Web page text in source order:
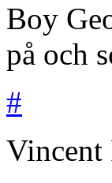
Boy
på och
#
Vincent